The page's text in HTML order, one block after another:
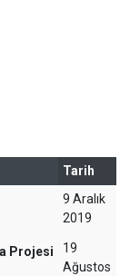
Tarih
9 Aralık
2019
Projesi
19
Ağustos